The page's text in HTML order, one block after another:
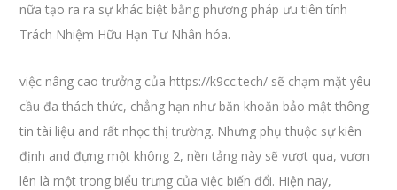
nữa tạo ra ra sự khác biệt bằng phương pháp ưu tiên tính
Trách Nhiệm Hữu Hạn Tư Nhân hóa.
việc nâng cao trưởng của https://k9cc.tech/ sẽ chạm mặt yêu
cầu đa thách thức, chẳng hạn như băn khoăn bảo mật thông
tin tài liệu and rất nhọc thị trường. Nhưng phụ thuộc sự kiên
định and đựng một không 2, nền tảng này sẽ vượt qua, vươn
lên là một trong biểu trưng của việc biến đổi. Hiện nay,